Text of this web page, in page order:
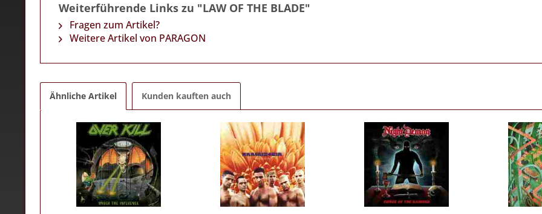
Weiterführende Links zu "LAW OF THE BLADE"
Fragen zum Artikel?
Weitere Artikel von PARAGON
Ähnliche Artikel Kunden kauften auch